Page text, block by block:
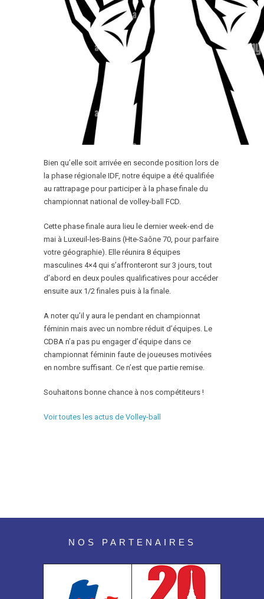
Bien qu’elle soit arrivée en seconde position lors de
la phase régionale IDF, notre équipe a été qualifiée
au rattrapage pour participer à la phase finale du
championnat national de volley-ball FCD.
Cette phase finale aura lieu le dernier week-end de
mai à Luxeuil-les-Bains (Hte-Saône 70, pour parfaire
votre géographie). Elle réunira 8 équipes
masculines 4×4 qui s’affronteront sur 3 jours, tout
d’abord en deux poules qualificatives pour accéder
ensuite aux 1/2 finales puis à la finale.
A noter qu’il y aura le pendant en championnat
féminin mais avec un nombre réduit d’équipes. Le
CDBA n’a pas pu engager d’équipe dans ce
championnat féminin faute de joueuses motivées
en nombre suffisant. Ce n’est que partie remise.
Souhaitons bonne chance à nos compétiteurs !
Voir toutes les actus de Volley-ball
NOS PARTENAIRES